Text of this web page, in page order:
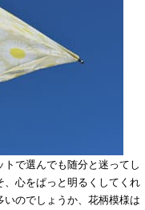
で選んでも随分と迷ってし
、心をぱっと明るくしてくれ
のでしょうか、花柄模様は